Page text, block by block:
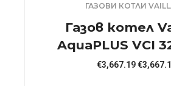
ГАЗОВИ КОТЛИ
Газов котел
AquaPLUS VCI
€3,667.19 €